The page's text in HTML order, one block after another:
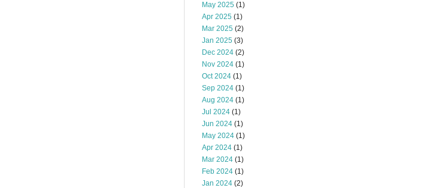
May 2025 (1)
Apr 2025 (1)
Mar 2025 (2)
Jan 2025 (3)
Dec 2024 (2)
Nov 2024 (1)
Oct 2024 (1)
Sep 2024 (1)
Aug 2024 (1)
Jul 2024 (1)
Jun 2024 (1)
May 2024 (1)
Apr 2024 (1)
Mar 2024 (1)
Feb 2024 (1)
Jan 2024 (2)